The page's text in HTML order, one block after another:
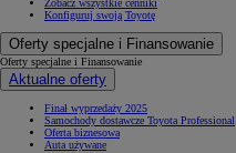
Zobacz wszystkie cenniki
Konfiguruj swoją Toyotę
Oferty specjalne i Finansowanie
Oferty specjalne i Finansowanie
Aktualne oferty
Finał wyprzedaży 2025
Samochody dostawcze Toyota Professional
Oferta biznesowa
Auta używane